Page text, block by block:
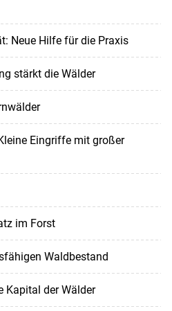
Neue Hilfe für die Praxis
stärkt die Wälder
Eingriffe mit großer
im Forst
Waldbestand
Kapital der Wälder